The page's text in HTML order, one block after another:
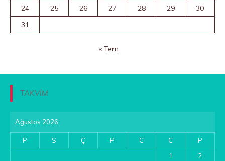
24
25 26 27 28 29
30
31
« Tem
TAKVİM
Ağustos 2026
P S Ç P C C
P
1
2